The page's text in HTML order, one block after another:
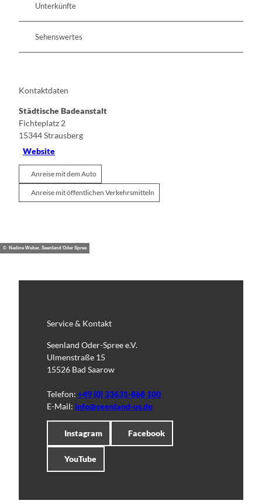
Unterkünfte
Sehenswertes
Kontaktdaten
Städtische Badeanstalt
Fichteplatz 2
15344Strausberg
Website
Anreise mit dem Auto
Anreise mit öffentlichen Verkehrsmitteln
© Nadine Weber, Seenland Oder Spree
Service & Kontakt
Seenland Oder-Spree e.V.
Ulmenstraße 15
15526 Bad Saarow
Telefon: +49 (0) 33631-868 100
E-Mail: info@seenland-os.de
Instagram Facebook
YouTube